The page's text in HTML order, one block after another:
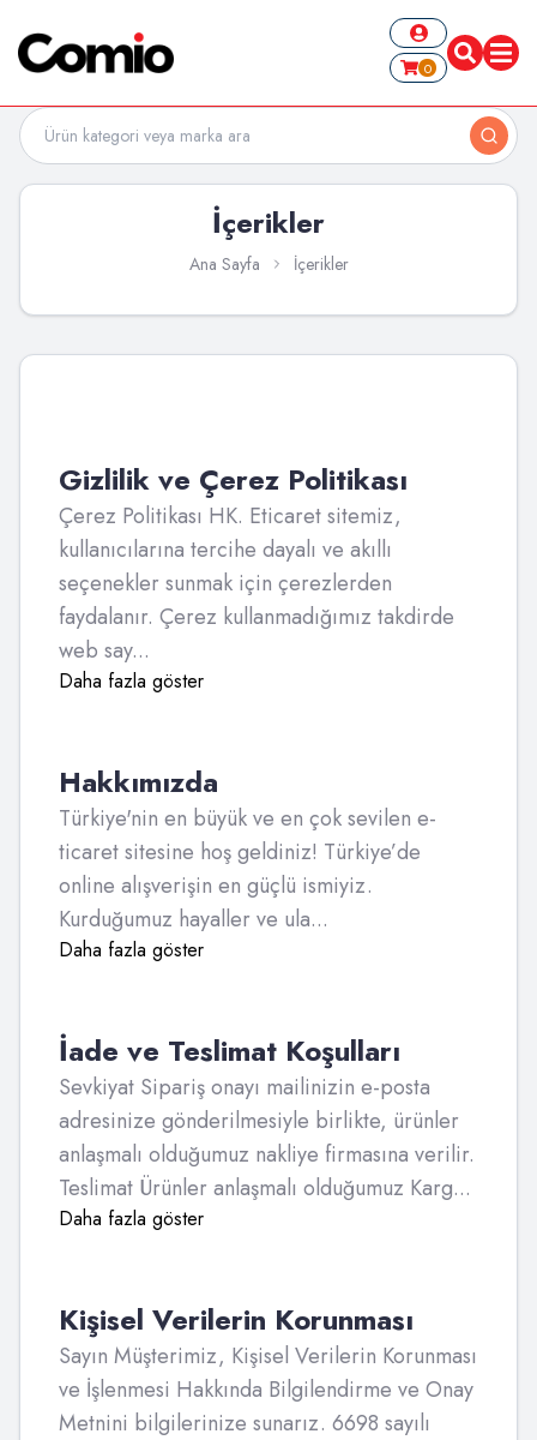
0
İçerikler
Ana Sayfa İçerikler
Gizlilik ve Çerez Politikası
Çerez Politikası HK. Eticaret sitemiz,
kullanıcılarına tercihe dayalı ve akıllı
seçenekler sunmak için çerezlerden
faydalanır. Çerez kullanmadığımız takdirde
web say...
Daha fazla göster
Hakkımızda
Türkiye'nin en büyük ve en çok sevilen e-
ticaret sitesine hoş geldiniz! Türkiye’de
online alışverişin en güçlü ismiyiz.
Kurduğumuz hayaller ve ula...
Daha fazla göster
İade ve Teslimat Koşulları
Sevkiyat Sipariş onayı mailinizin e-posta
adresinize gönderilmesiyle birlikte, ürünler
anlaşmalı olduğumuz nakliye firmasına verilir.
Teslimat Ürünler anlaşmalı olduğumuz Karg...
Daha fazla göster
Kişisel Verilerin Korunması
Sayın Müşterimiz, Kişisel Verilerin Korunması
ve İşlenmesi Hakkında Bilgilendirme ve Onay
Metnini bilgilerinize sunarız. 6698 sayılı